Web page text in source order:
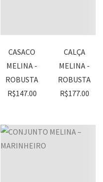
CASACO
MELINA -
ROBUSTA
R$147.00
CALÇA
MELINA -
ROBUSTA
R$177.00